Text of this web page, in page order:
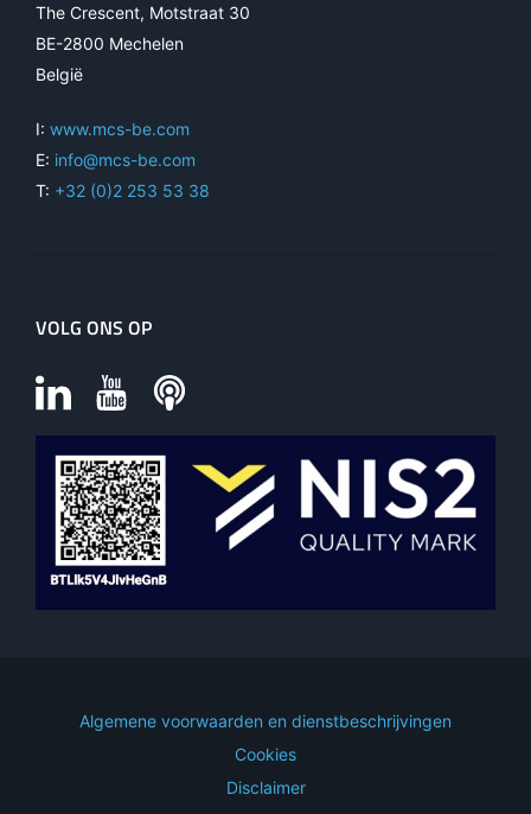
The Crescent, Motstraat 30
BE-2800 Mechelen
België
I: www.mcs-be.com
E: info@mcs-be.com
T: +32 (0)2 253 53 38
VOLG ONS OP
Algemene voorwaarden en dienstbeschrijvingen
Cookies
Disclaimer